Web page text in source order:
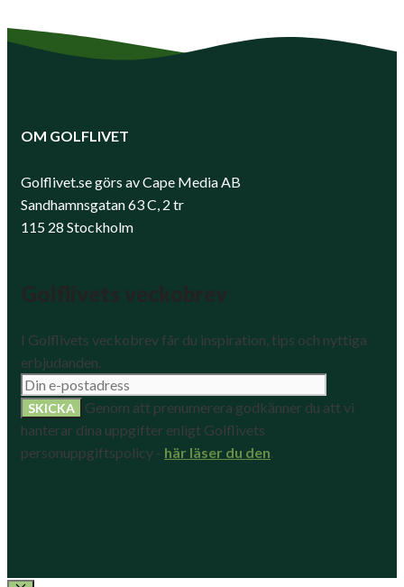
OM GOLFLIVET
Golflivet.se görs av Cape Media AB
Sandhamnsgatan 63 C, 2 tr
115 28 Stockholm
I Golflivets veckobrev får du inspiration, tips och nyttiga
erbjudanden.
Genom att prenumerera godkänner du att vi
hanterar dina uppgifter enligt Golflivets
personuppgiftspolicy - här läser du den.